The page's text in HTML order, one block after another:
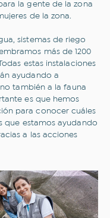
la gente de la zona
de la zona.
sistemas de riego
más de 1200
estas instalaciones
ayudando a
también a la fauna
es que hemos
para conocer cuáles
que estamos ayudando
a las acciones